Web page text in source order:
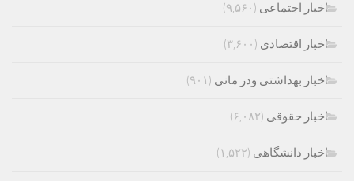
اخبار اجتماعی (۹,۵۶۰)
اخبار اقتصادی (۳,۶۰۰)
اخبار بهداشتی ودر مانی (۹۰۱)
اخبار حقوقی (۶,۰۸۲)
اخبار دانشگاهی (۱,۵۲۲)